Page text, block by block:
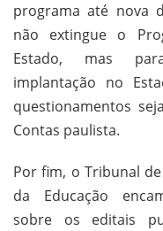
programa até nova
não extingue o
Estado, mas
implantação no
questionamentos
Contas paulista.
Por fim, o Tribunal
da Educação
sobre os editais